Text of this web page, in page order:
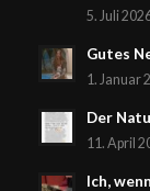
5. Juli
Gutes
1. Januar
Der
11. April
Ich,